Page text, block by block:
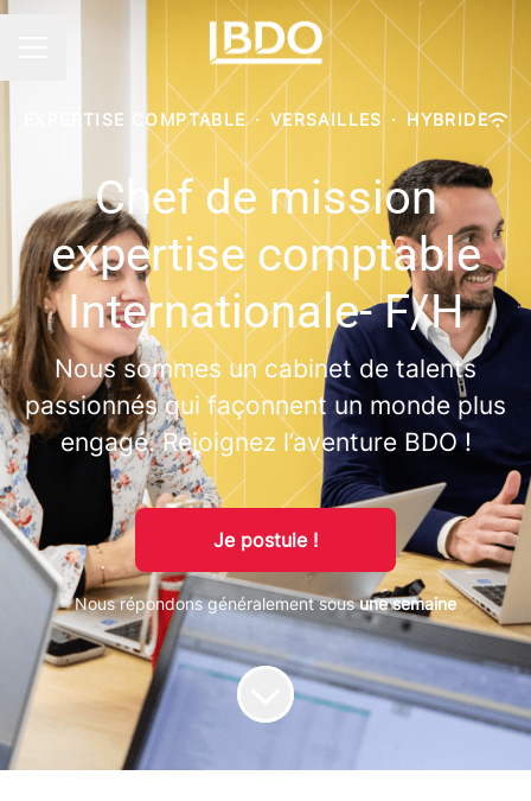
EXPERTISE COMPTABLE · VERSAILLES · HYBRIDE
Chef de mission
expertise comptable
Internationale- F/H
Nous sommes un cabinet de talents
passionnés qui façonnent un monde plus
engagé. Rejoignez l’aventure BDO !
Je postule !
Nous répondons généralement sousune semaine